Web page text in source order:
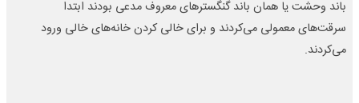
باند وحشت یا همان باند گنگسترهای معروف مدعی بودند ابتدا
سرقت‌های معمولی می‌کردند و برای خالی کردن خانه‌های خالی ورود
می‌کردند.